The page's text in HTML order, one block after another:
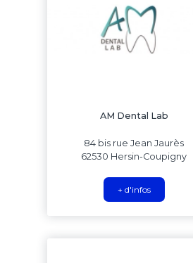
AM Dental Lab
84 bis rue Jean Jaurès
62530 Hersin-Coupigny
+ d'infos